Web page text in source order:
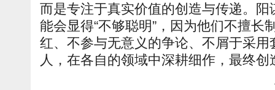
而是专注于真实价值的创造与传递。
能会显得“不够聪明”，因为他们不擅长
红、不参与无意义的争论、不屑于采
人，在各自的领域中深耕细作，最终创